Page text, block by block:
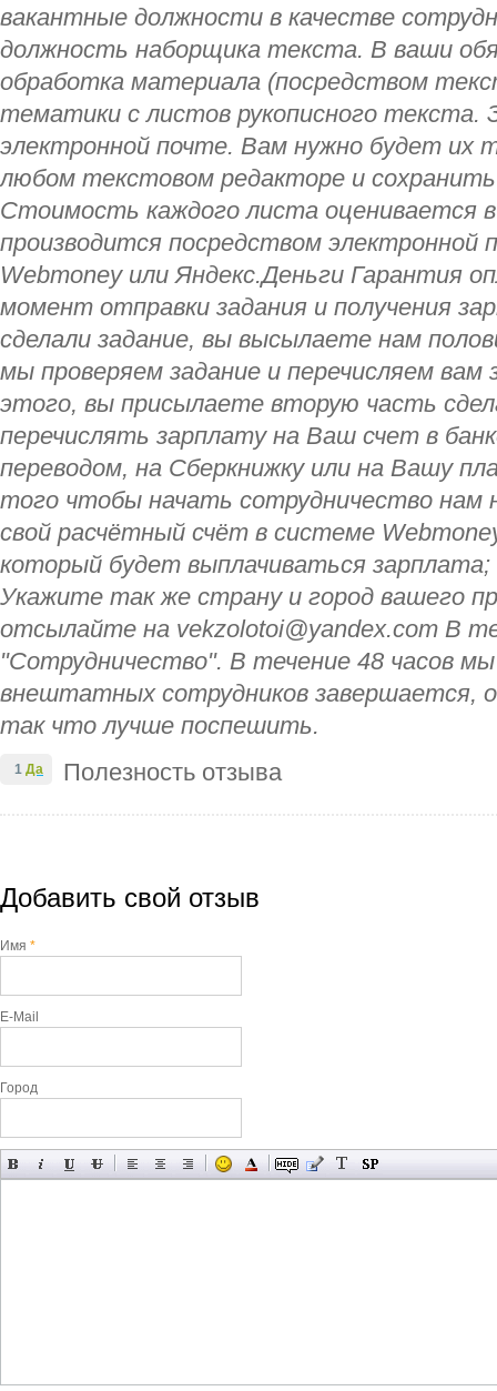
вакантные должности в качестве
должность наборщика текста. В ваши
обработка материала (посредством
тематики с листов рукописного текста.
электронной почте. Вам нужно будет их
любом текстовом редакторе и
Стоимость каждого листа оценивается
производится посредством
Webmoney или Яндекс.Деньги Гарантия
момент отправки задания и получения
сделали задание, вы высылаете нам
мы проверяем задание и перечисляем вам
этого, вы присылаете вторую часть
перечислять зарплату на Ваш счет в
переводом, на Сберкнижку или на Вашу
того чтобы начать сотрудничество
свой расчётный счёт в системе
который будет выплачиваться
Укажите так же страну и город вашего
отсылайте на vekzolotoi@yandex.com В
"Сотрудничество". В течение 48 часов
внештатных сотрудников завершается,
так что лучше поспешить.
Полезность отзыва
1 Да
Добавить свой отзыв
Имя *
E-Mail
Город